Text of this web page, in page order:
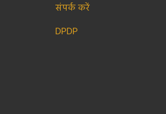
संपर्क करें
DPDP